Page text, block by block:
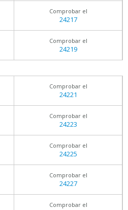
Comprobar el
24217
Comprobar el
24219
Comprobar el
24221
Comprobar el
24223
Comprobar el
24225
Comprobar el
24227
Comprobar el